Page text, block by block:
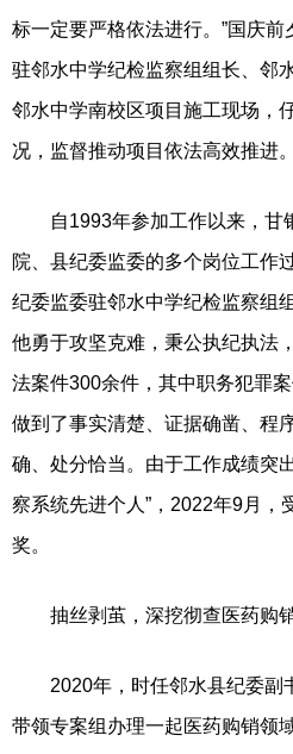
标一定要严格依法进行。”国庆
驻邻水中学纪检监察组组长、邻
邻水中学南校区项目施工现场，
况，监督推动项目依法高效推进。
自1993年参加工作以来，甘
院、县纪委监委的多个岗位工作
纪委监委驻邻水中学纪检监察组
他勇于攻坚克难，秉公执纪执法
法案件300余件，其中职务犯罪
做到了事实清楚、证据确凿、程
确、处分恰当。由于工作成绩突
察系统先进个人”，2022年9月，
奖。
抽丝剥茧，深挖彻查医药购
2020年，时任邻水县纪委副
带领专案组办理一起医药购销